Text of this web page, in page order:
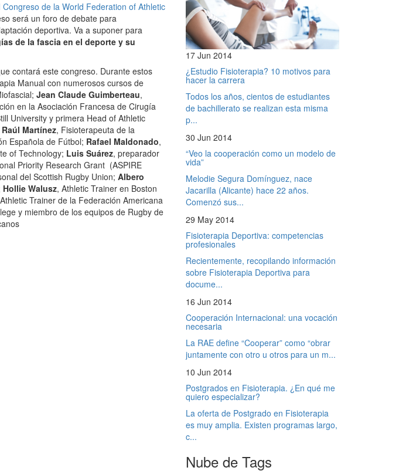
Congreso de la World Federation of Athletic
será un foro de debate para
deportiva. Va a suponer para
de la fascia en el deporte y su
contará este congreso. Durante estos
Manual con numerosos cursos de
Jean Claude Guimberteau,
en la Asociación Francesa de Cirugía
University y primera Head of Athletic
Raúl Martínez, Fisioterapeuta de la
Española de Fútbol; Rafael Maldonado,
of Technology; Luis Suárez, preparador
Priority Research Grant (ASPIRE
del Scottish Rugby Union; Albero
Hollie Walusz, Athletic Trainer en Boston
Trainer de la Federación Americana
y miembro de los equipos de Rugby de
17 Jun 2014
¿Estudio Fisioterapia? 10 motivos para
hacer la carrera
Todos los años, cientos de estudiantes
de bachillerato se realizan esta misma
p...
30 Jun 2014
“Veo la cooperación como un modelo de
vida”
Melodie Segura Domínguez, nace
Jacarilla (Alicante) hace 22 años.
Comenzó sus...
29 May 2014
Fisioterapia Deportiva: competencias
profesionales
Recientemente, recopilando información
sobre Fisioterapia Deportiva para
docume...
16 Jun 2014
Cooperación Internacional: una vocación
necesaria
La RAE define “Cooperar” como “obrar
juntamente con otro u otros para un m...
10 Jun 2014
Postgrados en Fisioterapia. ¿En qué me
quiero especializar?
La oferta de Postgrado en Fisioterapia
es muy amplia. Existen programas largo,
c...
Nube de Tags